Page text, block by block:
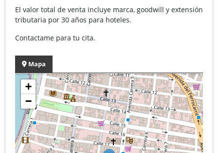
El valor total de venta incluye marca, goodwill y extensión
tributaria por 30 años para hoteles.
Contactame para tu cita.
Mapa
+
−